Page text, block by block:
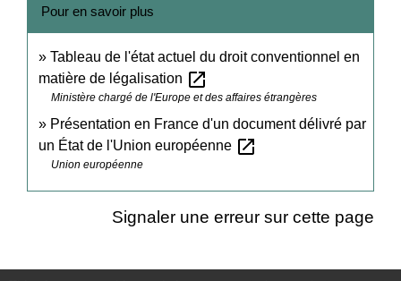
Pour en savoir plus
Tableau de l'état actuel du droit conventionnel en
matière de légalisation open_in_new
Ministère chargé de l'Europe et des affaires étrangères
Présentation en France d'un document délivré par
un État de l'Union européenne open_in_new
Union européenne
Signaler une erreur sur cette page